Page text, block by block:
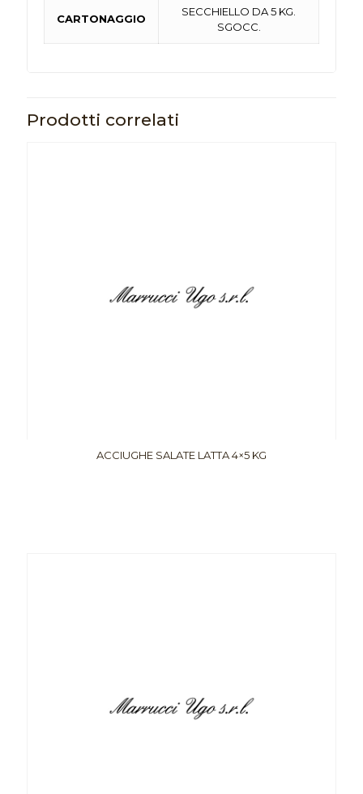
CARTONAGGIO
SECCHIELLO DA 5 KG.
SGOCC.
Prodotti correlati
ACCIUGHE SALATE LATTA 4×5 KG